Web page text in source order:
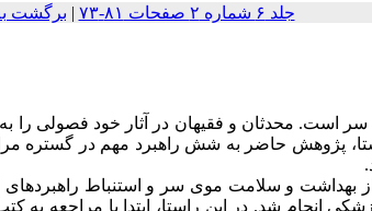
جلد ۶ شماره ۲ صفحات ۸۱-۷۳ | برگشت
سر
است. محدثان و فقیهان در آثار خود فصولی را
پژوهش حاضر به شش راهبرد مهم در گستره
بهداشت و سلامت موی سر و استنباط راهبردهای
انجام شد. در این راستا، ابتدا با مراجعه به